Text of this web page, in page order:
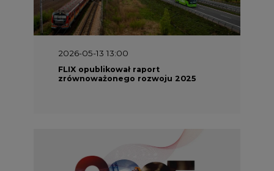
2026-05-13 13:00
FLIX opublikował raport
zrównoważonego rozwoju 2025